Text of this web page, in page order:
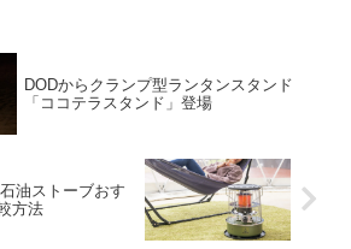
DODからクランプ型ランタンスタンド
「ココテラスタンド」登場
油ストーブおす
方法